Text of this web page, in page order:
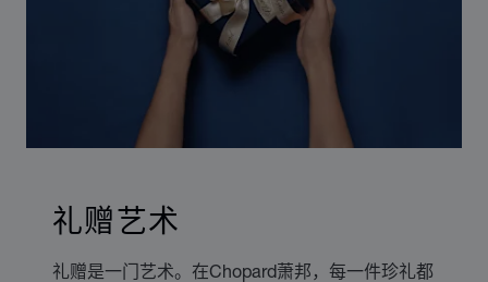
礼赠艺术
礼赠是一门艺术。在Chopard萧邦，每一件珍礼都